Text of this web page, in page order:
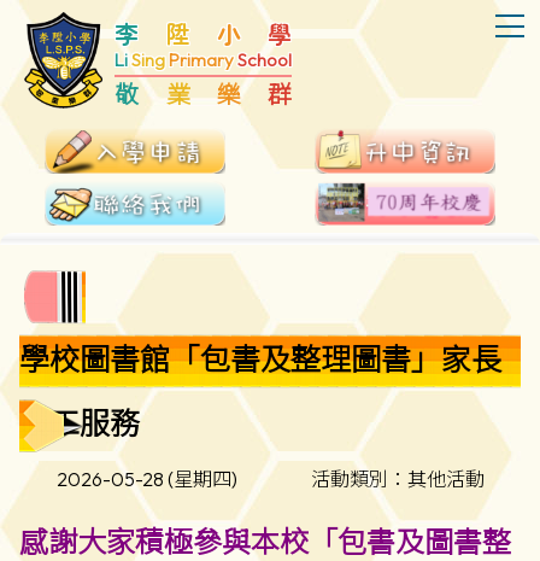
李 陞 小 學
LiSingPrimarySchool
敬 業 樂 群
學校圖書館「包書及整理圖書」家長
義工服務
2026-05-28 (星期四) 活動類別：其他活動
感謝大家積極參與本校「包書及圖書整